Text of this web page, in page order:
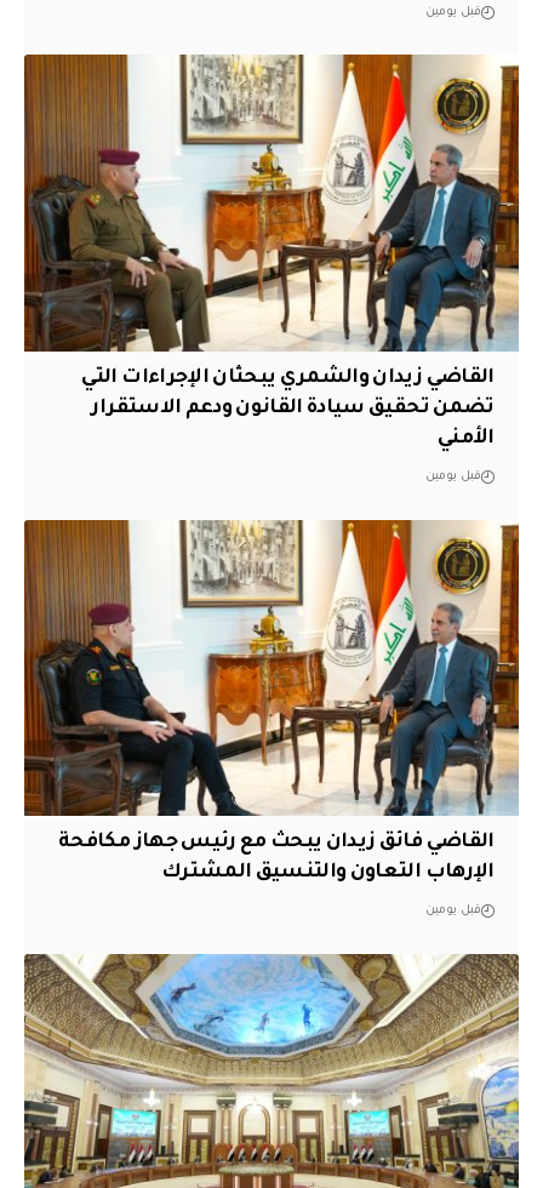
قبل يومين
القاضي زيدان والشمري يبحثان الإجراءات التي
تضمن تحقيق سيادة القانون ودعم الاستقرار
الأمني
قبل يومين
القاضي فائق زيدان يبحث مع رئيس جهاز مكافحة
الإرهاب التعاون والتنسيق المشترك
قبل يومين